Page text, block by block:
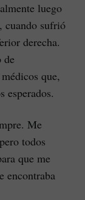
luego
cuando sufrió
derecha.
de
que,
esperados.
Me
todos
que me
encontraba